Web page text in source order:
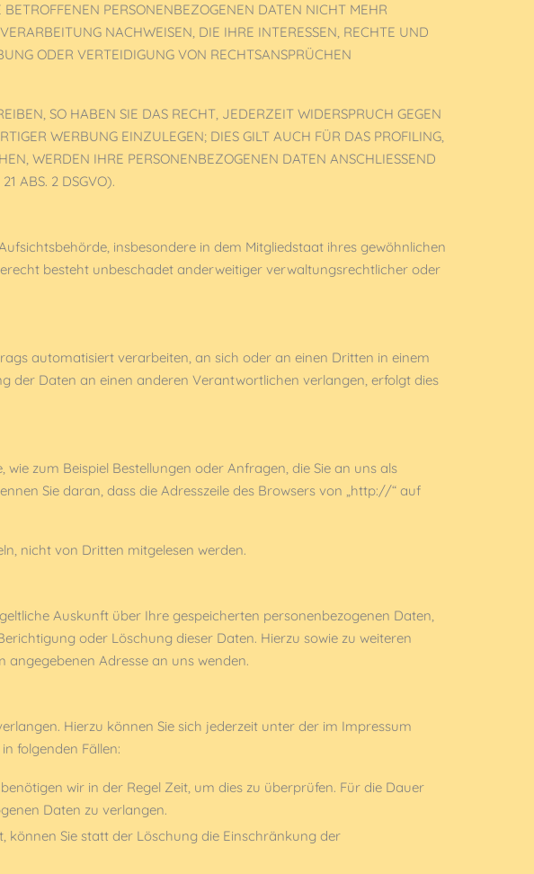
PERSONENBEZOGENEN DATEN NICHT MEHR
NACHWEISEN, DIE IHRE INTERESSEN, RECHTE UND
ODER VERTEIDIGUNG VON RECHTSANSPRÜCHEN
SO HABEN SIE DAS RECHT, JEDERZEIT WIDERSPRUCH GEGEN
WERBUNG EINZULEGEN; DIES GILT AUCH FÜR DAS PROFILING,
WERDEN IHRE PERSONENBEZOGENEN DATEN ANSCHLIESSEND
ABS. 2 DSGVO).
insbesondere in dem Mitgliedstaat ihres gewöhnlichen
besteht unbeschadet anderweitiger verwaltungsrechtlicher oder
automatisiert verarbeiten, an sich oder an einen Dritten in einem
der Daten an einen anderen Verantwortlichen verlangen, erfolgt dies
zum Beispiel Bestellungen oder Anfragen, die Sie an uns als
Sie daran, dass die Adresszeile des Browsers von „http://“ auf
nicht von Dritten mitgelesen werden.
Auskunft über Ihre gespeicherten personenbezogenen Daten,
oder Löschung dieser Daten. Hierzu sowie zu weiteren
Adresse an uns wenden.
Hierzu können Sie sich jederzeit unter der im Impressum
folgenden Fällen:
wir in der Regel Zeit, um dies zu überprüfen. Für die Dauer
Daten zu verlangen.
Sie statt der Löschung die Einschränkung der